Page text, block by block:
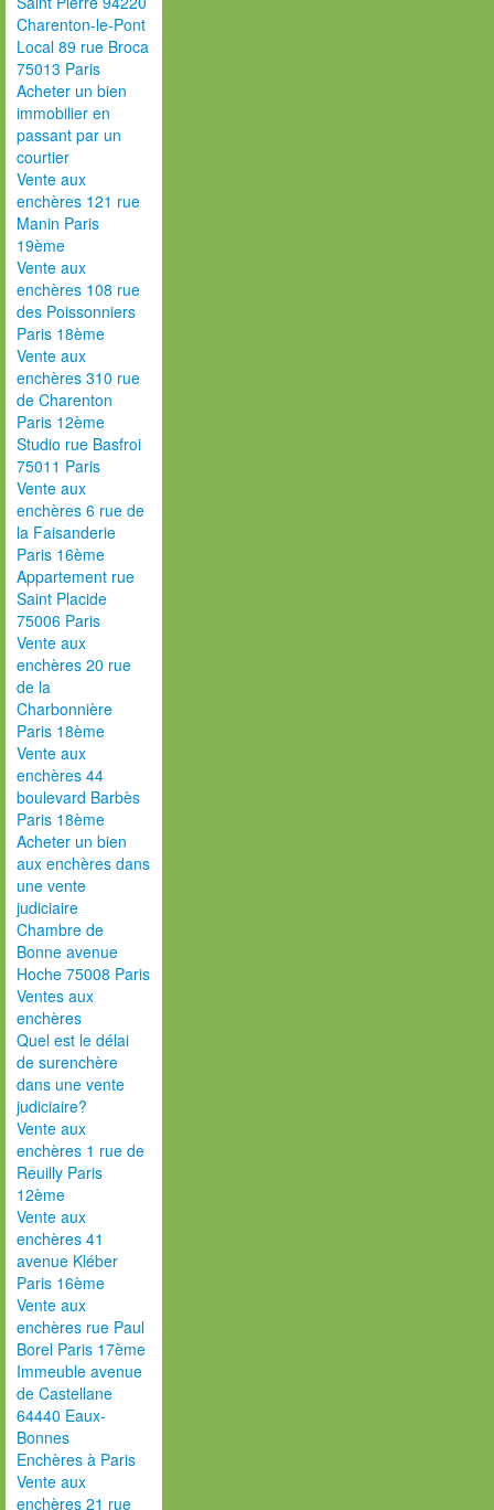
Charenton-le-Pont
Local 89 rue Broca
75013 Paris
Acheter un bien
immobilier en
passant par un
courtier
Vente aux
enchères 121 rue
Manin Paris
19ème
Vente aux
enchères 108 rue
des Poissonniers
Paris 18ème
Vente aux
enchères 310 rue
de Charenton
Paris 12ème
Studio rue Basfroi
75011 Paris
Vente aux
enchères 6 rue de
la Faisanderie
Paris 16ème
Appartement rue
Saint Placide
75006 Paris
Vente aux
enchères 20 rue
de la
Charbonnière
Paris 18ème
Vente aux
enchères 44
boulevard Barbès
Paris 18ème
Acheter un bien
aux enchères dans
une vente
judiciaire
Chambre de
Bonne avenue
Hoche 75008 Paris
Ventes aux
enchères
Quel est le délai
de surenchère
dans une vente
judiciaire?
Vente aux
enchères 1 rue de
Reuilly Paris
12ème
Vente aux
enchères 41
avenue Kléber
Paris 16ème
Vente aux
enchères rue Paul
Borel Paris 17ème
Immeuble avenue
de Castellane
64440 Eaux-
Bonnes
Enchères à Paris
Vente aux
enchères 21 rue